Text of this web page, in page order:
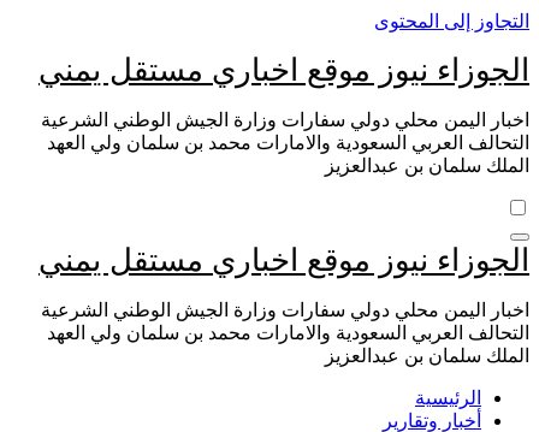
التجاوز إلى المحتوى
الجوزاء نيوز موقع اخباري مستقل يمني
اخبار اليمن محلي دولي سفارات وزارة الجيش الوطني الشرعية
التحالف العربي السعودية والامارات محمد بن سلمان ولي العهد
الملك سلمان بن عبدالعزيز
الجوزاء نيوز موقع اخباري مستقل يمني
اخبار اليمن محلي دولي سفارات وزارة الجيش الوطني الشرعية
التحالف العربي السعودية والامارات محمد بن سلمان ولي العهد
الملك سلمان بن عبدالعزيز
الرئيسية
أخبار وتقارير